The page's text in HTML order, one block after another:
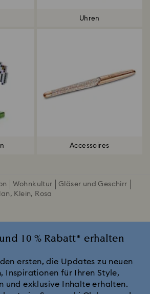
Uhren
Accessoires
Wohnkultur
Gläser und Geschirr
Klein, Rosa
10 % Rabatt* erhalten
ersten, die Updates zu neuen
Inspirationen für Ihren Style,
und exklusive Inhalte erhalten.